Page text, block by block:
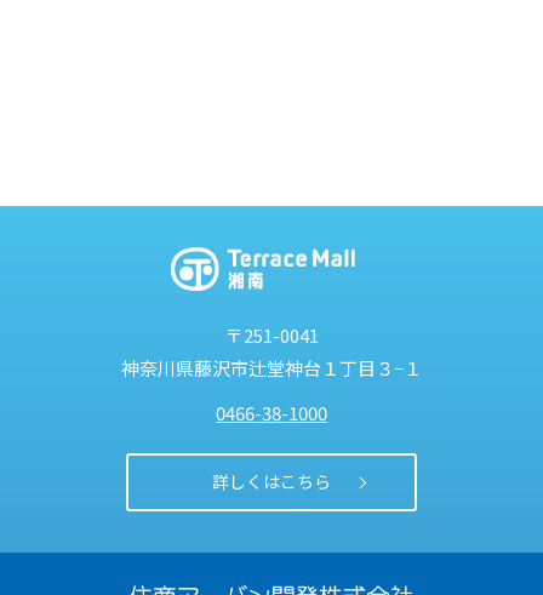
〒251-0041
神奈川県藤沢市辻堂神台１丁目３−１
0466-38-1000
詳しくはこちら